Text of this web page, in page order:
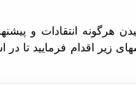
هرگونه انتقادات و
زیر اقدام فرمایید تا